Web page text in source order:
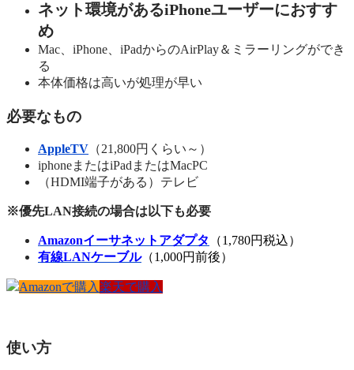
ネット環境があるiPhoneユーザーにおすす
め
Mac、iPhone、iPadからのAirPlay＆ミラーリングができ
る
本体価格は高いが処理が早い
必要なもの
AppleTV （21,800円くらい～）
iphoneまたはiPadまたはMacPC
（HDMI端子がある）テレビ
※優先LAN接続の場合は以下も必要
Amazonイーサネットアダプタ
（1,780円税込）
有線LANケーブル（1,000円前後）
Amazonで購入楽天で購入
使い方